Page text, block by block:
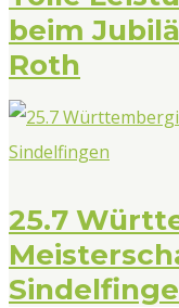
beim
Roth
25.7